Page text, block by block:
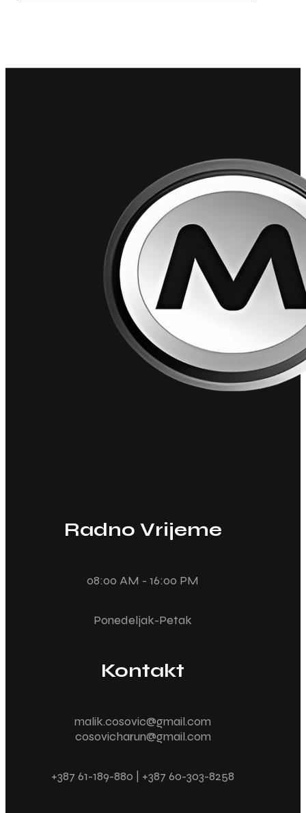
Radno Vrijeme
08:00 AM - 16:00 PM
Ponedeljak-Petak
Kontakt
malik.cosovic@gmail.com
cosovicharun@gmail.com
+387 61-189-880 | +387 60-303-8258